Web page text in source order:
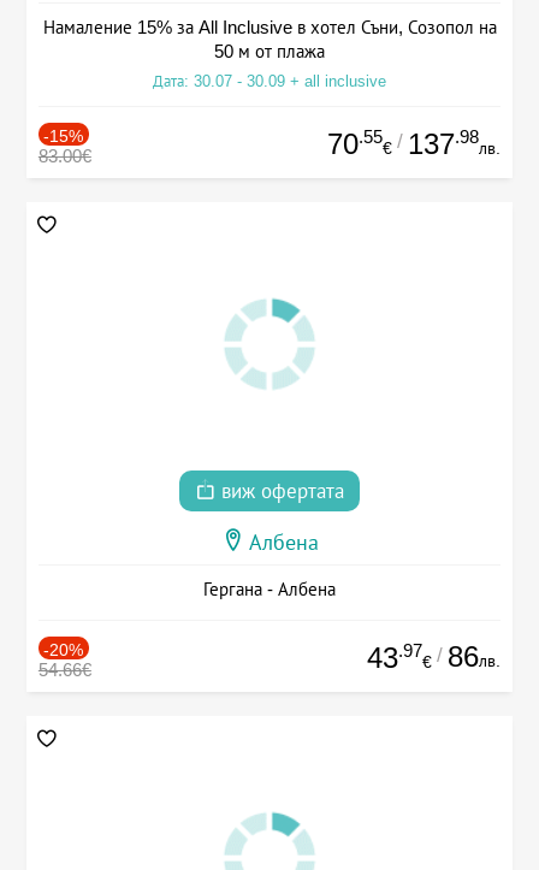
Намаление 15% за All Inclusive в хотел Съни, Созопол на
50 м от плажа
Дата: 30.07 - 30.09 + all inclusive
-15%
83.00€ 70.55
€ / 137.98
лв.
виж офертата
Албена
Гергана - Албена
-20%
54.66€ 43.97
€ / 86лв.